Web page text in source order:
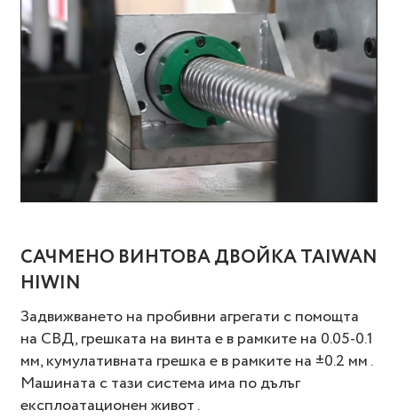
САЧМЕНО ВИНТОВА ДВОЙКА TAIWAN
HIWIN
Задвижването на пробивни агрегати с помощта
на СВД, грешката на винта е в рамките на 0.05-0.1
мм, кумулативната грешка е в рамките на ±0.2 мм .
Машината с тази система има по дълъг
експлоатационен живот .